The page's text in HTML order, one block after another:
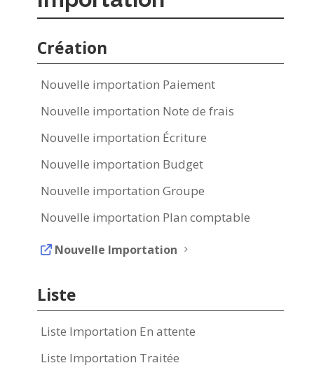
Création
Nouvelle importation Paiement
Nouvelle importation Note de frais
Nouvelle importation Écriture
Nouvelle importation Budget
Nouvelle importation Groupe
Nouvelle importation Plan comptable
Nouvelle Importation 5
Liste
Liste Importation En attente
Liste Importation Traitée